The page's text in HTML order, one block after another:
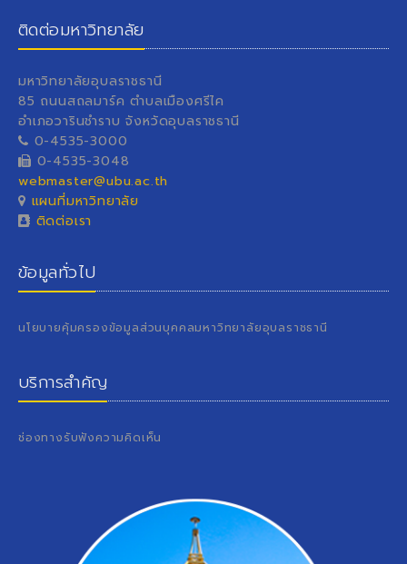
ติดต่อมหาวิทยาลัย
มหาวิทยาลัยอุบลราชธานี
85 ถนนสถลมาร์ค ตำบลเมืองศรีไค
อำเภอวารินชำราบ จังหวัดอุบลราชธานี
0-4535-3000
0-4535-3048
webmaster@ubu.ac.th
แผนที่มหาวิทยาลัย
ติดต่อเรา
ข้อมูลทั่วไป
นโยบายคุ้มครองข้อมูลส่วนบุคคลมหาวิทยาลัยอุบลราชธานี
บริการสำคัญ
ช่องทางรับฟังความคิดเห็น